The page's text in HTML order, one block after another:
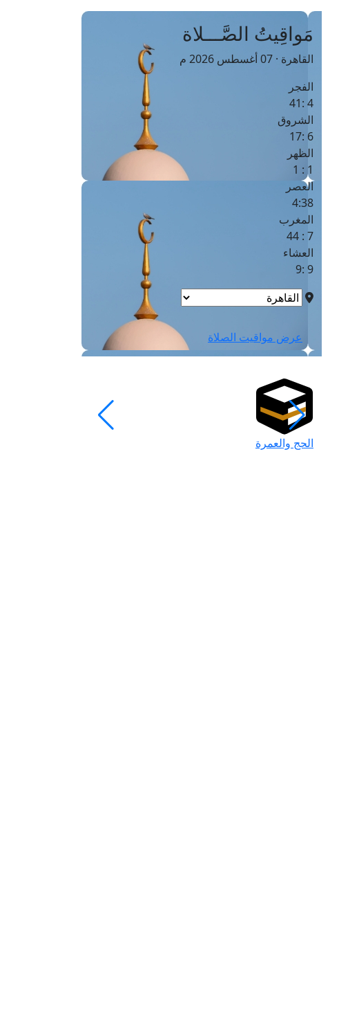
مَواقِيتُ الصَّـــلاة
القاهرة · 07 أغسطس 2026 م
الفجر
4 :41
الشروق
6 :17
الظهر
1 : 1
العصر
4:38
المغرب
7 : 44
العشاء
9 :9
عرض مواقيت الصلاة
الحج والعمرة